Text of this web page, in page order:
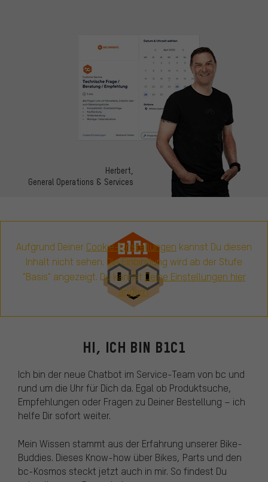
Herbert,
General Operations & Services
Aufgrund Deiner Cookie-Einstellungen kannst Du diesen
Inhalt nicht sehen. Die Einbindung wird ab der Stufe
"Basis" angezeigt. Du kannst Deine Einstellungen hier
ändern.
HI, ICH BIN B1C1
Ich bin der neue Chatbot im Service-Team von bc und
rund um die Uhr für Dich da. Egal ob Produktsuche,
Empfehlungen oder Fragen zu Deiner Bestellung – ich
helfe Dir sofort weiter.
Mein Wissen stammt aus der Erfahrung unserer Bike-
Buddies. Dieses Know-how über Bikes, Parts und den
bc-Kosmos steckt jetzt auch in mir. So findest Du